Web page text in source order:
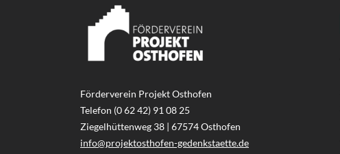
Förderverein Projekt Osthofen
Telefon (0 62 42) 91 08 25
Ziegelhüttenweg 38 | 67574 Osthofen
info@projektosthofen-gedenkstaette.de